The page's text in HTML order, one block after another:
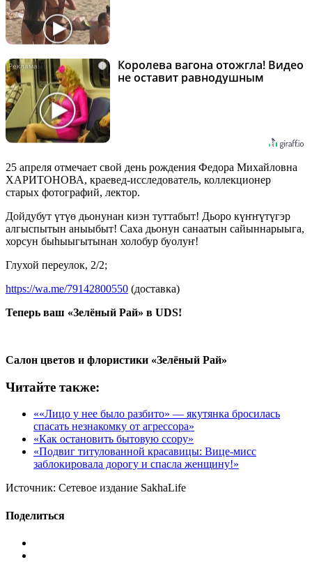
i
Королева вагона отожгла! Видео
не оставит равнодушным
25 апреля отмечает свой день рождения Федора Михайловна
ХАРИТОНОВА, краевед-исследователь, коллекционер
старых фотографий, лектор.
Дойдубут үтүө дьонунан киэн туттабыт! Дьоро күҥҥүтүгэр
алгыспытын аныыбыт! Саха дьонун санаатын сайыннарыыга,
хорсун быһыыгытынан холобур буолуҥ!
Глухой переулок, 2/2;
https://wa.me/79142800550 (доставка)
Теперь ваш «Зелёный Рай» в UDS!
Салон цветов и флористики «Зелёный Рай»
Читайте также:
««Лицо у нее было разбито» — якутянка бросилась
спасать незнакомку от агрессора»
«Как остановить бытовую ссору»
«Подвиг титулованной красавицы: Вице-мисс
заблокировала дорогу и спасла женщину!»
Источник: Сетевое издание SakhaLife
Поделиться